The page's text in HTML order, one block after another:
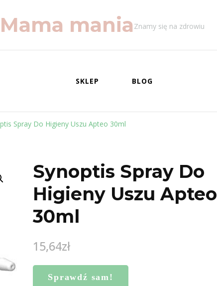
Mama mania Znamy się na zdrowiu
SKLEP BLOG
Spray Do Higieny Uszu Apteo 30ml
Synoptis Spray Do
Higieny Uszu Apteo
30ml
15,64zł
Sprawdź sam!